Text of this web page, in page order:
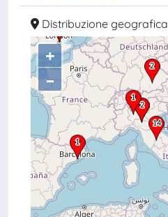
Distribuzione geografica
+
–